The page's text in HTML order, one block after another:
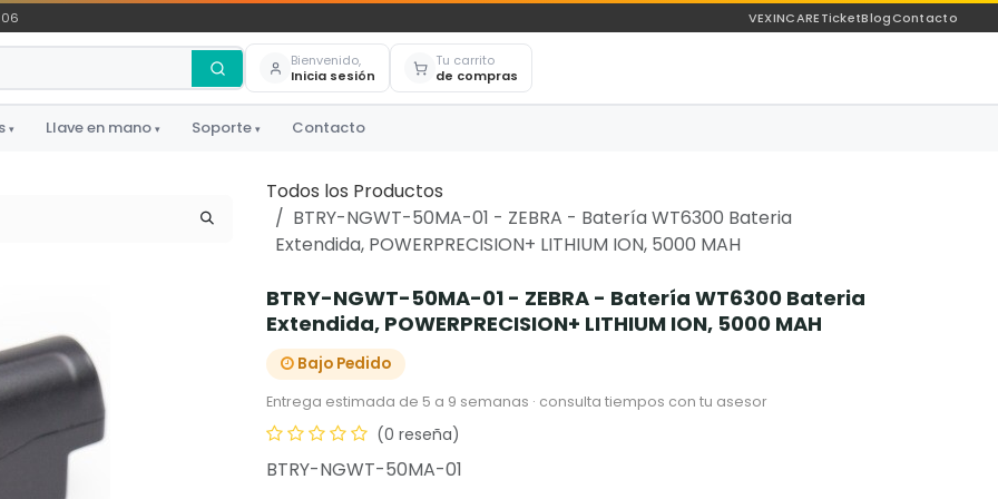
VEXINCARETicketBlogContacto
Bienvenido,
Inicia sesión
Tu carrito
de compras
▾ Llave en mano ▾ Soporte ▾ Contacto
Todos los Productos
BTRY-NGWT-50MA-01 - ZEBRA - Batería WT6300 Bateria
Extendida, POWERPRECISION+ LITHIUM ION, 5000 MAH
BTRY-NGWT-50MA-01 - ZEBRA - Batería WT6300 Bateria
Extendida, POWERPRECISION+ LITHIUM ION, 5000 MAH
Bajo Pedido
Entrega estimada de 5 a 9 semanas · consulta tiempos con tu asesor
(0 reseña)
BTRY-NGWT-50MA-01